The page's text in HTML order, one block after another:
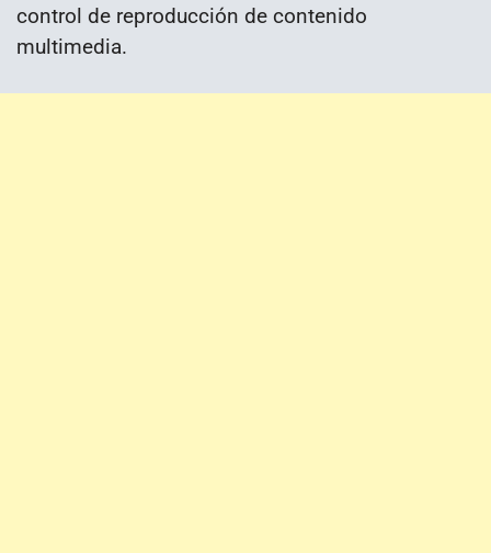
control de reproducción de contenido
multimedia.